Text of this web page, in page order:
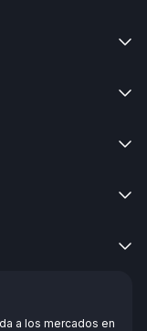





a los mercados en